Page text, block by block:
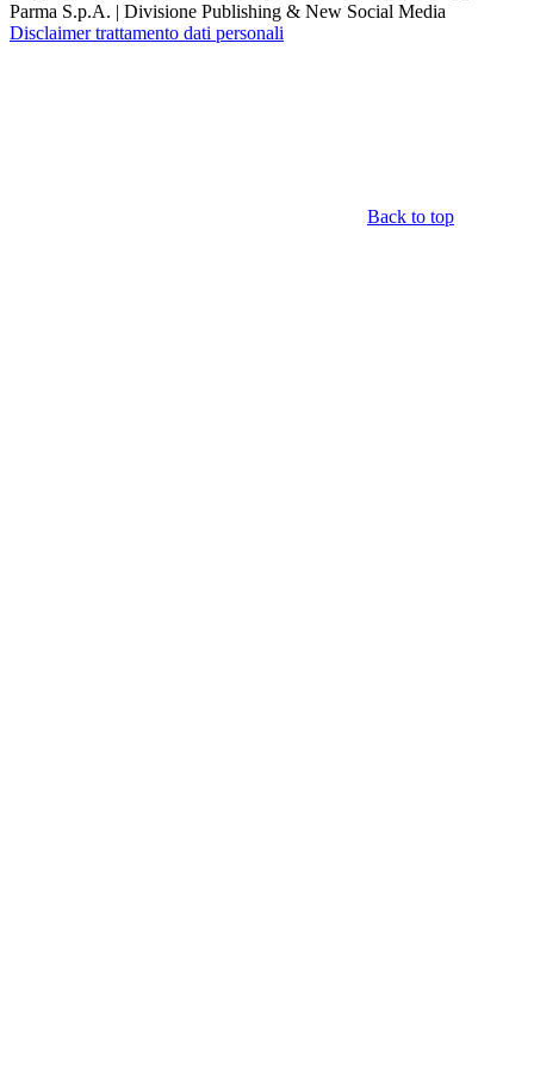
Parma S.p.A. | Divisione Publishing & New Social Media
Disclaimer trattamento dati personali
Back to top